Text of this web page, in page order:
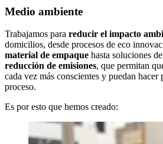
Medio ambiente
Trabajamos para reducir el impacto
domicilios, desde procesos de eco
material de empaque hasta soluciones
reducción de emisiones, que permitan
cada vez más conscientes y puedan hacer
proceso.
Es por esto que hemos creado: